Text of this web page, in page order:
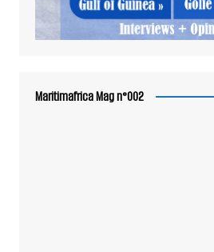
Maritimafrica Mag n°002